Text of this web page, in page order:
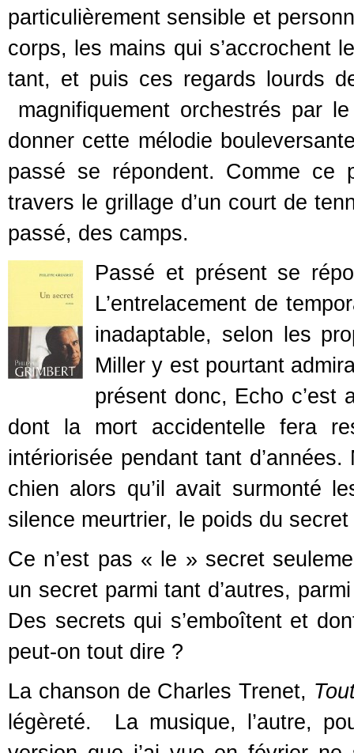
particulièrement sensible et
corps, les mains qui s’accrochent
tant, et puis ces regards lourds
magnifiquement orchestrés par
donner cette mélodie
passé se répondent. Comme
travers le grillage d’un court de
passé, des camps.
Passé et présent se
L’entrelacement de
inadaptable, selon les
Miller y est pourtant
présent donc, Echo c’est
dont la mort accidentelle fera
intériorisée pendant tant
chien alors qu’il avait surmonté
silence meurtrier, le poids du
Ce n’est pas « le » secret
un secret parmi tant d’autres,
Des secrets qui s’emboîtent et
peut-on tout dire ?
La chanson de Charles Trenet,
légèreté. La musique, l’autre,